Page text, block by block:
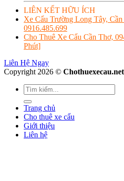
LIÊN KẾT HỮU ÍCH
Xe Cẩu Trường Long Tây,
0916.485.699
Cho Thuê Xe Cẩu Cần Thơ,
Phút]
Liên Hệ Ngay
Copyright 2026 © Chothuexecau.net
Trang chủ
Cho thuê xe cẩu
Giới thiệu
Liên hệ